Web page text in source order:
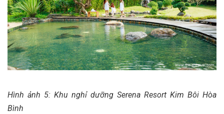
Hình ảnh 5: Khu nghỉ dưỡng Serena Resort Kim Bôi Hòa
Bình